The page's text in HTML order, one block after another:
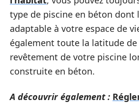
type de piscine en béton dont
adaptable à votre espace de
également toute la latitude
revêtement de votre piscine
construite en béton.
A découvrir également :